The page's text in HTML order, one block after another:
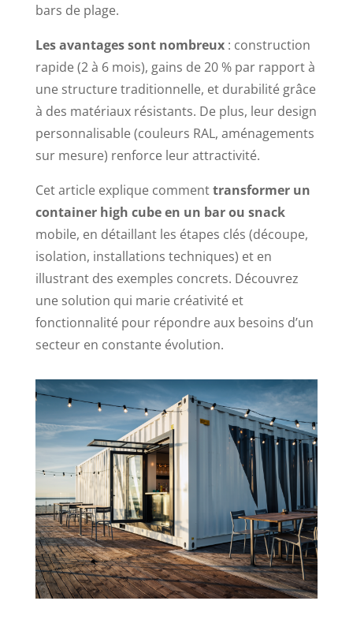
bars de plage.
Les avantages sont nombreux: construction
rapide (2 à 6 mois), gains de 20 % par rapport à
une structure traditionnelle, et durabilité grâce
à des matériaux résistants. De plus, leur design
personnalisable (couleurs RAL, aménagements
sur mesure) renforce leur attractivité.
Cet article explique commenttransformer un
container high cube en un bar ou snack
mobile, en détaillant les étapes clés (découpe,
isolation, installations techniques) et en
illustrant des exemples concrets. Découvrez
une solution qui marie créativité et
fonctionnalité pour répondre aux besoins d’un
secteur en constante évolution.